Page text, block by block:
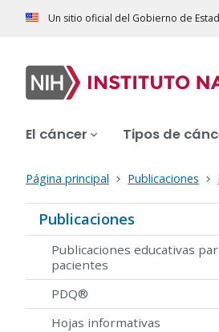
Un sitio oficial del Gobierno de
El cáncer Tipos de
Página principal Publicaciones
Publicaciones
Publicaciones educativas
pacientes
PDQ®
Hojas informativas